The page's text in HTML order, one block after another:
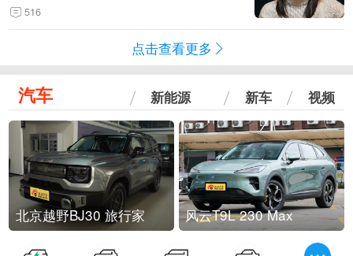
516
点击查看更多
汽车 新能源 新车 视频
北京越野BJ30 旅行家 风云T9L 230 Max